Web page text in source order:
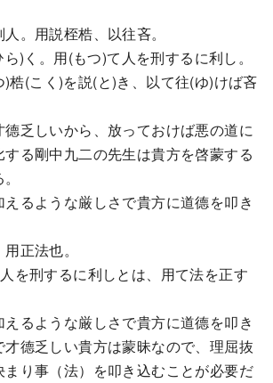
。用説桎梏、以往吝。
)く。用(もつ)て人を刑するに利し。
梏(こく)を説(と)き、以て往(ゆ)けば吝
乏しいから、放っておけば悪の道に
る剛中九二の先生は貴方を啓蒙する
るような厳しさで貴方に道德を叩き
正法也。
を刑するに利しとは、用て法を正す
るような厳しさで貴方に道德を叩き
德乏しい貴方は蒙昧なので、理屈抜
まり事（法）を叩き込むことが必要だ